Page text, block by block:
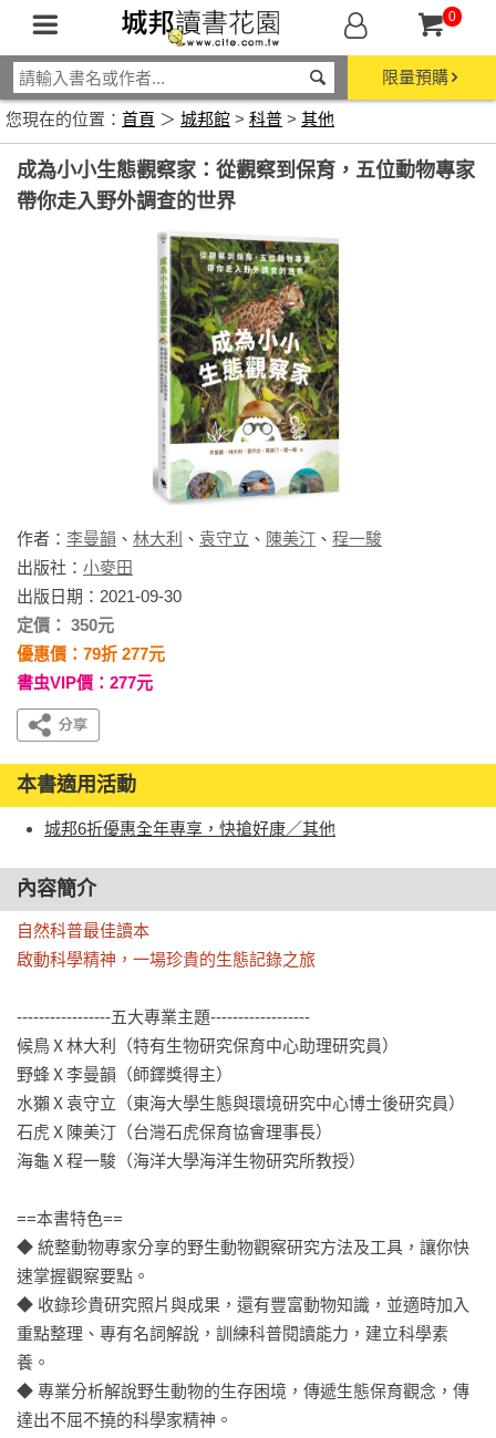
0
限量預購
您現在的位置： 首頁 ＞ 城邦館 > 科普 > 其他
成為小小生態觀察家：從觀察到保育，五位動物專家
帶你走入野外調查的世界
作者： 李曼韻 、 林大利 、 袁守立 、 陳美汀 、 程一駿
出版社： 小麥田
出版日期：2021-09-30
定價： 350元
優惠價：79折 277元
書虫VIP價：277元
本書適用活動
城邦6折優惠全年專享，快搶好康／其他
內容簡介
自然科普最佳讀本
啟動科學精神，一場珍貴的生態記錄之旅
-----------------五大專業主題------------------
候鳥Ⅹ林大利（特有生物研究保育中心助理研究員）
野蜂Ⅹ李曼韻（師鐸獎得主）
水獺Ⅹ袁守立（東海大學生態與環境研究中心博士後研究員）
石虎Ⅹ陳美汀（台灣石虎保育協會理事長）
海龜Ⅹ程一駿（海洋大學海洋生物研究所教授）
==本書特色==
◆ 統整動物專家分享的野生動物觀察研究方法及工具，讓你快
速掌握觀察要點。
◆ 收錄珍貴研究照片與成果，還有豐富動物知識，並適時加入
重點整理、專有名詞解說，訓練科普閱讀能力，建立科學素
養。
◆ 專業分析解說野生動物的生存困境，傳遞生態保育觀念，傳
達出不屈不撓的科學家精神。